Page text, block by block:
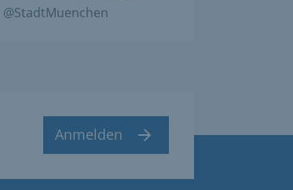
@StadtMuenchen
Anmelden